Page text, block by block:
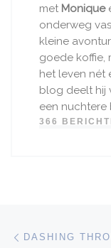
met Monique
onderweg
kleine
goede koffie,
het leven nét
blog deelt hij
een nuchtere
366
Bericht
DASHING